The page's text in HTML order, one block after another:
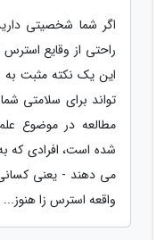
اگر شما شخصیتی
راحتی از وقایع استرس
این یک نکته مثبت
تواند برای سلامتی
مطالعه در موضوع
شده است، افرادی که
می دهند - یعنی
واقعه استرس زا هنوز...